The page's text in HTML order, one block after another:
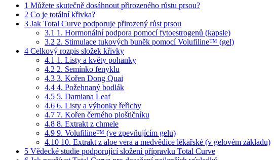
1 Můžete skutečně dosáhnout přirozeného růstu prsou?
2 Co je totální křivka?
3 Jak Total Curve podporuje přirozený růst prsou
3.1 1. Hormonální podpora pomocí fytoestrogenů (kapsle)
3.2 2. Stimulace tukových buněk pomocí Volufiline™ (gel)
4 Celkový rozpis složek křivky
4.1 1. Listy a květy pohanky
4.2 2. Semínko fenyklu
4.3 3. Kořen Dong Quai
4.4 4. Požehnaný bodlák
4.5 5. Damiana Leaf
4.6 6. Listy a výhonky řeřichy
4.7 7. Kořen černého ploštičníku
4.8 8. Extrakt z chmele
4.9 9. Volufiline™ (ve zpevňujícím gelu)
4.10 10. Extrakt z aloe vera a medvědice lékařské (v gelovém základu)
5 Vědecké studie podporující složení přípravku Total Curve